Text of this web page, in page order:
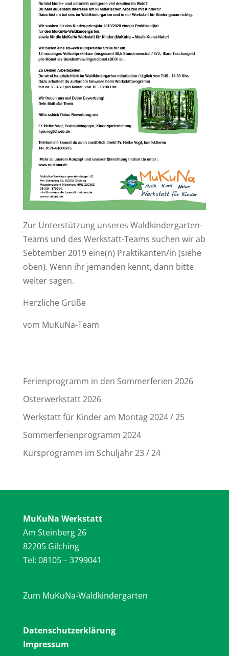
Zur Unterstützung unseres Waldkindergarten-
Teams und des Werkstatt-Teams suchen wir ab
Sebtember 2019 eine(n) Praktikanten/in (siehe
oben). Wenn ihr jemanden kennt, dann bitte
weiter sagen.
Herzliche Grüße
vom MuKuNa-Team
Ferienprogramm in den Sommerferien 2026
Osterwerkstatt 2026
Werkstatt für Kinder am Montag 2024 / 25
Sommerferienprogramm 2024
Kursprogramm im Schuljahr 23 / 24
MuKuNa Werkstatt
Am Steinberg 26
82205 Gilching
Tel: 08105 – 3799041
Zum MuKuNa-Waldkindergarten
Datenschutzerklärung
Impressum